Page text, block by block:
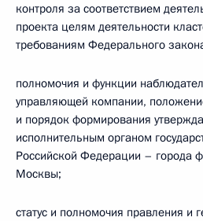
контроля за соответствием
проекта целям деятельности
требованиям Федерального
полномочия и функции
управляющей компании,
и порядок формирования
исполнительным органом
Российской Федерации – города
Москвы;
статус и полномочия правления и